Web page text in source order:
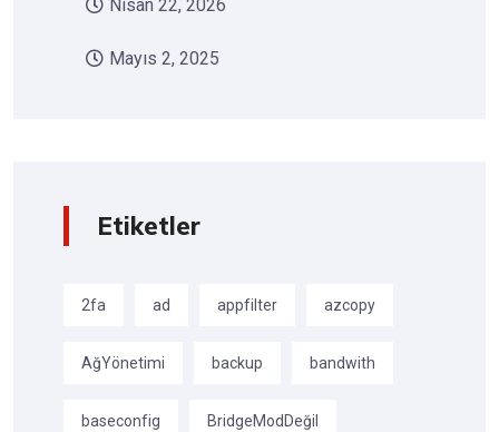
Nisan 22, 2026
Mayıs 2, 2025
Etiketler
2fa ad appfilter azcopy
AğYönetimi backup bandwith
baseconfig BridgeModDeğil